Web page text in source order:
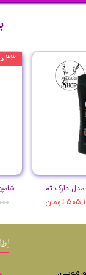
۳۳ درصد
شامپو سه کاره مردانه مدل دارک تمپتیشن حجم 400 میل
تومان